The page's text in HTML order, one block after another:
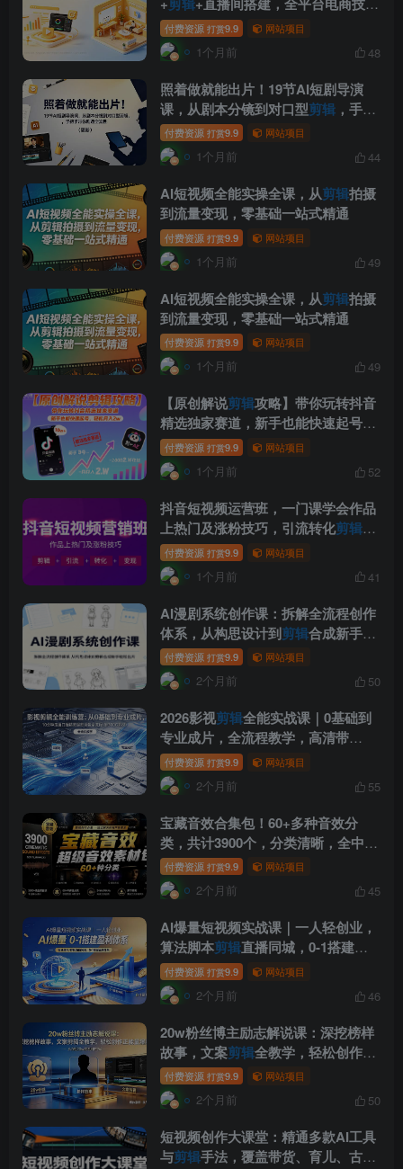
一站式掌握
付费资源 打赏9.9 网站项目
1个月前 48
照着做就能出片！19节AI短剧导演
课，从剧本分镜到对口型剪辑 ，手把
手带你跑通全流程(更新
付费资源 打赏9.9 网站项目
1个月前 44
AI短视频全能实操全课，从剪辑拍摄
到流量变现，零基础一站式精通
付费资源 打赏9.9 网站项目
1个月前 49
AI短视频全能实操全课，从剪辑拍摄
到流量变现，零基础一站式精通
付费资源 打赏9.9 网站项目
1个月前 49
【原创解说剪辑攻略】带你玩转抖音
精选独家赛道，新手也能快速起号，
轻松月入2w(完结)
付费资源 打赏9.9 网站项目
1个月前 52
抖音短视频运营班，一门课学会作品
上热门及涨粉技巧，引流转化剪辑变
现(2026年5月)
付费资源 打赏9.9 网站项目
1个月前 41
AI漫剧系统创作课：拆解全流程创作
体系，从构思设计到剪辑合成新手轻
松出片
付费资源 打赏9.9 网站项目
2个月前 50
2026影视剪辑全能实战课｜0基础到
专业成片，全流程教学，高清带
300G素材
付费资源 打赏9.9 网站项目
2个月前 55
宝藏音效合集包！60+多种音效分
类，共计3900个，分类清晰，全中文
分类，高品质剪辑音效素材包
付费资源 打赏9.9 网站项目
2个月前 45
AI爆量短视频实战课｜一人轻创业，
算法脚本剪辑直播同城，0-1搭建盈
利体系
付费资源 打赏9.9 网站项目
2个月前 46
20w粉丝博主励志解说课：深挖榜样
故事，文案剪辑全教学，轻松创作正
能量爆款
付费资源 打赏9.9 网站项目
2个月前 50
短视频创作大课堂：精通多款AI工具
与剪辑手法，覆盖带货、育儿、古风